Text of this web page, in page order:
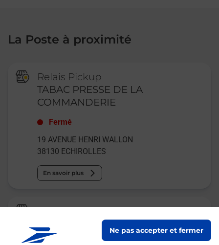
Ne pas accepter et fermer
La Poste à proximité
Relais Pickup
TABAC PRESSE DE LA
COMMANDERIE
Fermé
19 AVENUE HENRI WALLON
38130 ECHIROLLES
En savoir plus
Relais Pickup
SUPERETTE CONDORCET